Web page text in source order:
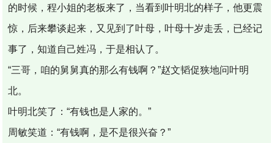
的时候，程小姐的老板来了，当看到叶明北的样子，他更震
惊，后来攀谈起来，又见到了叶母，叶母十岁走丢，已经记
事了，知道自己姓冯，于是相认了。
“三哥，咱的舅舅真的那么有钱啊？”赵文韬促狭地问叶明
北。
叶明北笑了：“有钱也是人家的。”
周敏笑道：“有钱啊，是不是很兴奋？”